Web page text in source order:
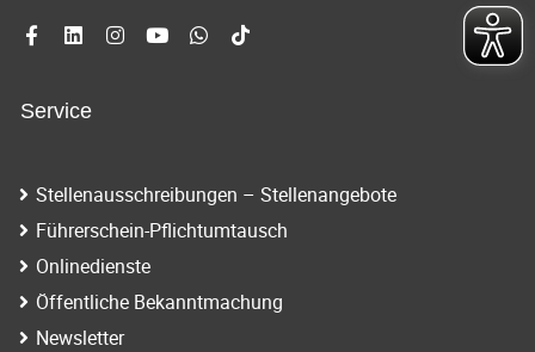
Service
Stellenausschreibungen – Stellenangebote
Führerschein-Pflichtumtausch
Onlinedienste
Öffentliche Bekanntmachung
Newsletter